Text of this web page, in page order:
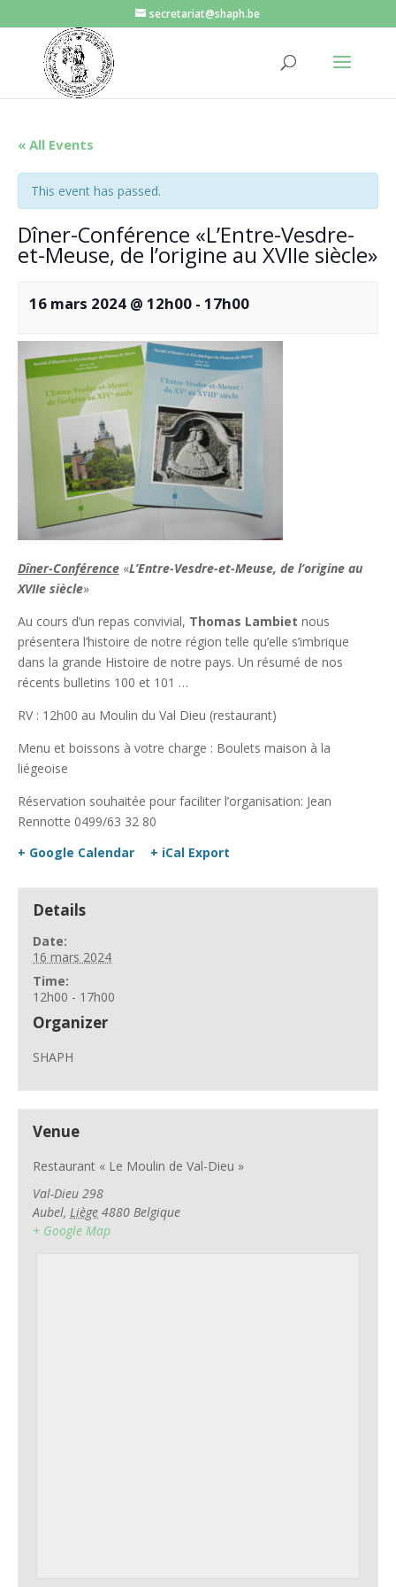
secretariat@shaph.be
« All Events
This event has passed.
Dîner-Conférence «L’Entre-Vesdre-
et-Meuse, de l’origine au XVIIe siècle»
16 mars 2024 @ 12h00 - 17h00
Dîner-Conférence «L’Entre-Vesdre-et-Meuse, de l’origine au
XVIIe siècle»
Au cours d’un repas convivial, Thomas Lambiet nous
présentera l’histoire de notre région telle qu’elle s’imbrique
dans la grande Histoire de notre pays. Un résumé de nos
récents bulletins 100 et 101 …
RV : 12h00 au Moulin du Val Dieu (restaurant)
Menu et boissons à votre charge : Boulets maison à la
liégeoise
Réservation souhaitée pour faciliter l’organisation: Jean
Rennotte 0499/63 32 80
+ Google Calendar
+ iCal Export
Details
Date:
16 mars 2024
Time:
12h00 - 17h00
Organizer
SHAPH
Venue
Restaurant « Le Moulin de Val-Dieu »
Val-Dieu 298
Aubel, Liège 4880 Belgique
+ Google Map